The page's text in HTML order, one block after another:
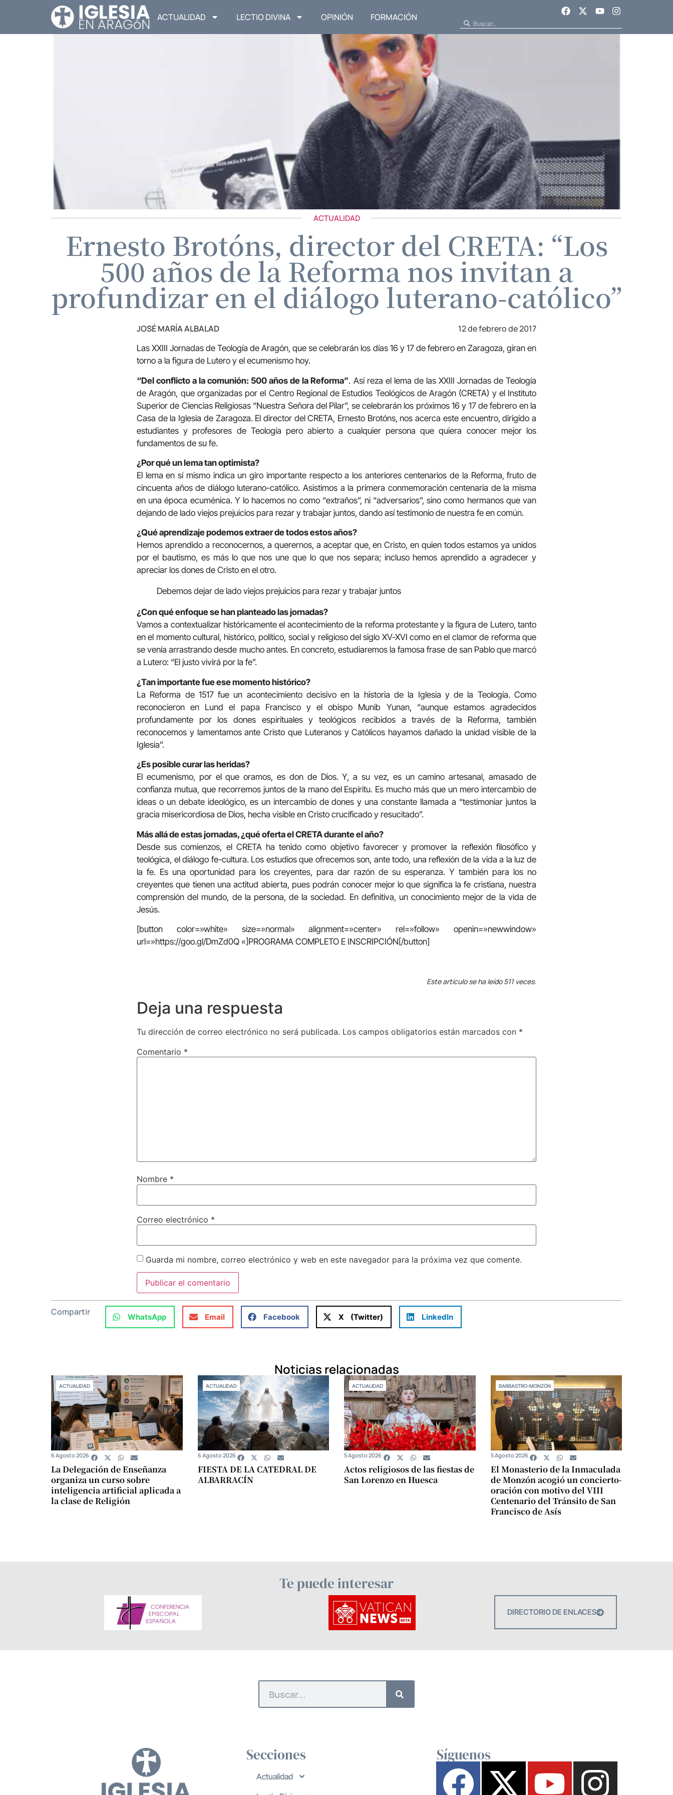
ACTUALIDAD LECTIO DIVINA OPINIÓN FORMACIÓN
ACTUALIDAD
Ernesto Brotóns, director del CRETA: “Los
500 años de la Reforma nos invitan a
profundizar en el diálogo luterano-católico”
JOSÉ MARÍA ALBALAD 12 de febrero de 2017
Las XXIII Jornadas de Teología de Aragón, que se celebrarán los días 16 y 17 de febrero en Zaragoza, giran en
torno a la figura de Lutero y el ecumenismo hoy.
“Del conflicto a la comunión: 500 años de la Reforma”. Así reza el lema de las XXIII Jornadas de Teología
de Aragón, que organizadas por el Centro Regional de Estudios Teológicos de Aragón (CRETA) y el Instituto
Superior de Ciencias Religiosas “Nuestra Señora del Pilar”, se celebrarán los próximos 16 y 17 de febrero en la
Casa de la Iglesia de Zaragoza. El director del CRETA, Ernesto Brotóns, nos acerca este encuentro, dirigido a
estudiantes y profesores de Teología pero abierto a cualquier persona que quiera conocer mejor los
fundamentos de su fe.
¿Por qué un lema tan optimista?
El lema en sí mismo indica un giro importante respecto a los anteriores centenarios de la Reforma, fruto de
cincuenta años de diálogo luterano-católico. Asistimos a la primera conmemoración centenaria de la misma
en una época ecuménica. Y lo hacemos no como “extraños”, ni “adversarios”, sino como hermanos que van
dejando de lado viejos prejuicios para rezar y trabajar juntos, dando así testimonio de nuestra fe en común.
¿Qué aprendizaje podemos extraer de todos estos años?
Hemos aprendido a reconocernos, a querernos, a aceptar que, en Cristo, en quien todos estamos ya unidos
por el bautismo, es más lo que nos une que lo que nos separa; incluso hemos aprendido a agradecer y
apreciar los dones de Cristo en el otro.
Debemos dejar de lado viejos prejuicios para rezar y trabajar juntos
¿Con qué enfoque se han planteado las jornadas?
Vamos a contextualizar históricamente el acontecimiento de la reforma protestante y la figura de Lutero, tanto
en el momento cultural, histórico, político, social y religioso del siglo XV-XVI como en el clamor de reforma que
se venía arrastrando desde mucho antes. En concreto, estudiaremos la famosa frase de san Pablo que marcó
a Lutero: “El justo vivirá por la fe”.
¿Tan importante fue ese momento histórico?
La Reforma de 1517 fue un acontecimiento decisivo en la historia de la Iglesia y de la Teología. Como
reconocieron en Lund el papa Francisco y el obispo Munib Yunan, “aunque estamos agradecidos
profundamente por los dones espirituales y teológicos recibidos a través de la Reforma, también
reconocemos y lamentamos ante Cristo que Luteranos y Católicos hayamos dañado la unidad visible de la
Iglesia”.
¿Es posible curar las heridas?
El ecumenismo, por el que oramos, es don de Dios. Y, a su vez, es un camino artesanal, amasado de
confianza mutua, que recorremos juntos de la mano del Espíritu. Es mucho más que un mero intercambio de
ideas o un debate ideológico, es un intercambio de dones y una constante llamada a “testimoniar juntos la
gracia misericordiosa de Dios, hecha visible en Cristo crucificado y resucitado”.
Más allá de estas jornadas, ¿qué oferta el CRETA durante el año?
Desde sus comienzos, el CRETA ha tenido como objetivo favorecer y promover la reflexión filosófico y
teológica, el diálogo fe-cultura. Los estudios que ofrecemos son, ante todo, una reflexión de la vida a la luz de
la fe. Es una oportunidad para los creyentes, para dar razón de su esperanza. Y también para los no
creyentes que tienen una actitud abierta, pues podrán conocer mejor lo que significa la fe cristiana, nuestra
comprensión del mundo, de la persona, de la sociedad. En definitiva, un conocimiento mejor de la vida de
Jesús.
[button color=»white» size=»normal» alignment=»center» rel=»follow» openin=»newwindow»
url=»https://goo.gl/DmZd0Q «]PROGRAMA COMPLETO E INSCRIPCIÓN[/button]
Este artículo se ha leído 511 veces.
Deja una respuesta
Tu dirección de correo electrónico no será publicada. Los campos obligatorios están marcados con *
Comentario *
Nombre *
Correo electrónico *
Guarda mi nombre, correo electrónico y web en este navegador para la próxima vez que comente.
Compartir WhatsApp Email Facebook X (Twitter) LinkedIn
Noticias relacionadas
ACTUALIDAD
La Delegación de Enseñanza
organiza un curso sobre
inteligencia artificial aplicada a
la clase de Religión
6 Agosto 2026
ACTUALIDAD
FIESTA DE LA CATEDRAL DE
ALBARRACÍN
6 Agosto 2026
ACTUALIDAD
Actos religiosos de las fiestas de
San Lorenzo en Huesca
5 Agosto 2026
BARBASTRO-MONZÓN
El Monasterio de la Inmaculada
de Monzón acogió un concierto-
oración con motivo del VIII
Centenario del Tránsito de San
Francisco de Asís
5 Agosto 2026
Te puede interesar
DIRECTORIO DE ENLACES
Secciones
Actualidad
Síguenos